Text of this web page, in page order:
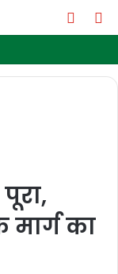
Switch
मार्ग का